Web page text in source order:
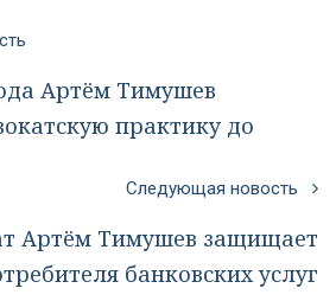
Артём Тимушев
практику до
Следующая новость
Артём Тимушев защищает
банковских услуг